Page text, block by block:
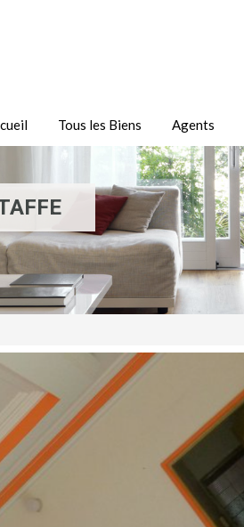
Tous les Biens Agents